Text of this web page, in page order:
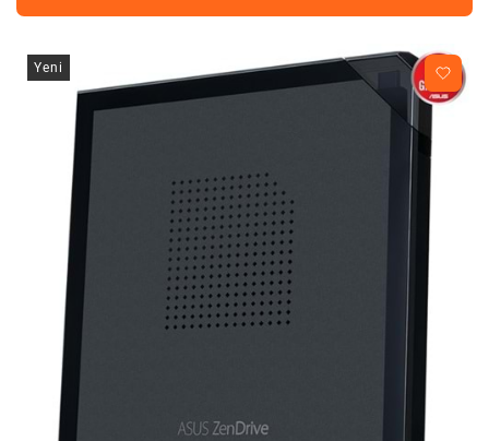
Yeni